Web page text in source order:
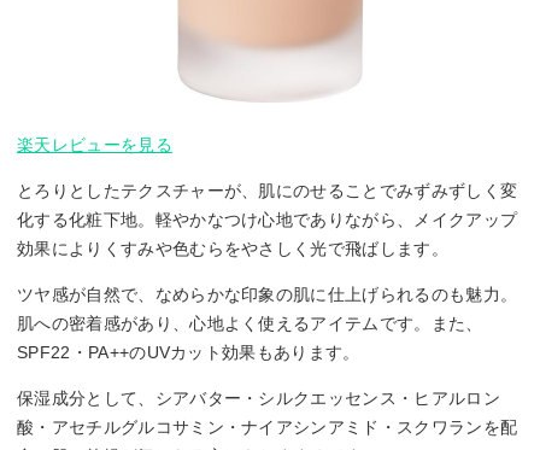
楽天レビューを見る
とろりとしたテクスチャーが、肌にのせることでみずみずしく変
化する化粧下地。軽やかなつけ心地でありながら、メイクアップ
効果によりくすみや色むらをやさしく光で飛ばします。
ツヤ感が自然で、なめらかな印象の肌に仕上げられるのも魅力。
肌への密着感があり、心地よく使えるアイテムです。また、
SPF22・PA++のUVカット効果もあります。
保湿成分として、シアバター・シルクエッセンス・ヒアルロン
酸・アセチルグルコサミン・ナイアシンアミド・スクワランを配